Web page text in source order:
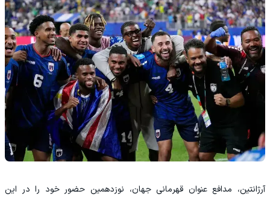
آرژانتین، مدافع عنوان قهرمانی جهان، نوزدهمین حضور خود را در این